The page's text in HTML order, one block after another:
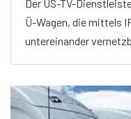
Der US-TV-
Ü-Wagen, die mittels
untereinander